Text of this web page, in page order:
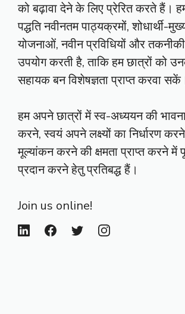
को बढ़ावा देने के लिए प्रेरित करते हैं।
पद्धति नवीनतम पाठ्यक्रमों, शोधार्थी-
योजनाओं, नवीन प्रविधियों और
उपयोग करती है, ताकि हम छात्रों को
सहायक बन विशेषज्ञता प्राप्त करवा
हम अपने छात्रों में स्व-अध्ययन की
करने, स्वयं अपने लक्ष्यों का निर्धारण
मूल्यांकन करने की क्षमता प्राप्त करने में
प्रदान करने हेतु प्रतिबद्ध हैं।
Join us online!